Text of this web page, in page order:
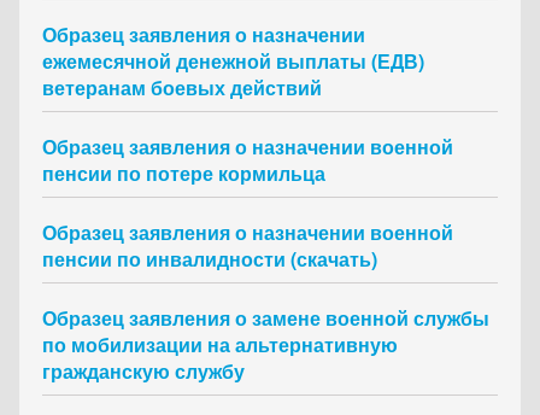
Образец заявления о назначении
ежемесячной денежной выплаты (ЕДВ)
ветеранам боевых действий
Образец заявления о назначении военной
пенсии по потере кормильца
Образец заявления о назначении военной
пенсии по инвалидности (скачать)
Образец заявления о замене военной службы
по мобилизации на альтернативную
гражданскую службу